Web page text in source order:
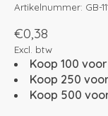
Artikelnummer: GB-
€0,38
Excl. btw
Koop 100
Koop 250
Koop 500